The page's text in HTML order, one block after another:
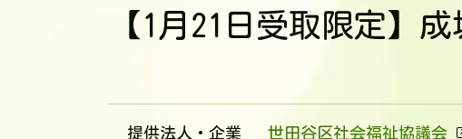
【1月21日受取限定】
提供法人・企業 世田谷区社会福祉協議会